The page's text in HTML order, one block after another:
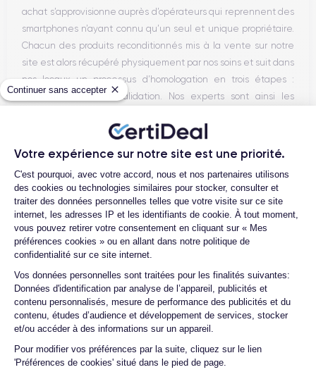
Continuer sans accepter
Votre expérience sur notre site est une priorité.
Plateforme de Gestion du
C'est pourquoi, avec votre accord, nous et nos partenaires utilisons
des cookies ou technologies similaires pour stocker, consulter et
traiter des données personnelles telles que votre visite sur ce site
internet, les adresses IP et les identifiants de cookie. À tout moment,
vous pouvez retirer votre consentement en cliquant sur « Mes
préférences cookies » ou en allant dans notre politique de
confidentialité sur ce site internet.
Vos données personnelles sont traitées pour les finalités suivantes:
Données d'identification par analyse de l’appareil, publicités et
contenu personnalisés, mesure de performance des publicités et du
contenu, études d’audience et développement de services, stocker
et/ou accéder à des informations sur un appareil.
Pour modifier vos préférences par la suite, cliquez sur le lien
'Préférences de cookies' situé dans le pied de page.
Axeptio consent
achat s’approvisionne auprès d’opérateurs qui reprennent des
smartphones n’ayant connu qu’un seul et unique propriétaire.
Chacun des produits reconditionnés mis à la vente sur notre
site est alors récupéré physiquement par nos soins et suit dans
nos locaux un processus d’homologation en trois étapes :
vérification, test et validation. Nos experts sont ainsi les
reconditionnons nous-mêmes en interne, sans autre
téléphone en toute confiance, reconditionné en France,
accompagné d’une garantie de 30 mois et d’un service après-
vente en contact continu avec nos experts techniques.
Parcours d'un Smartphone